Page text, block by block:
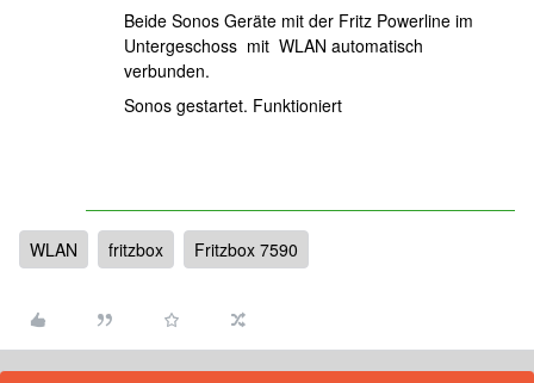
Beide Sonos Geräte mit der Fritz Powerline im
Untergeschoss mit WLAN automatisch
verbunden.
Sonos gestartet. Funktioniert
WLAN fritzbox Fritzbox 7590